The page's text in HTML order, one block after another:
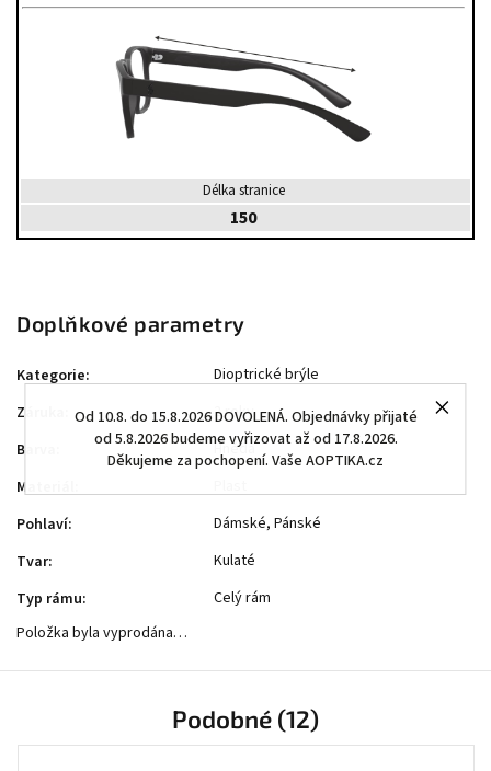
Od 10.8. do 15.8.2026 DOVOLENÁ. Objednávky přijaté
od 5.8.2026 budeme vyřizovat až od 17.8.2026.
Děkujeme za pochopení. Vaše AOPTIKA.cz
Délka stranice
150
Doplňkové parametry
Kategorie:
Dioptrické brýle
Záruka
2 roky
Barva
Hnědá
Materiál
Pohlaví:
Dámské, Pánské
Tvar:
Kulaté
Typ rámu:
Celý rám
Položka byla vyprodána…
Podobné (12)